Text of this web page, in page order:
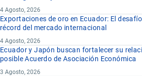
4 Agosto, 2026
Exportaciones de oro en Ecuador: El
récord del mercado internacional
4 Agosto, 2026
Ecuador y Japón buscan fortalecer su
posible Acuerdo de Asociación Económica
3 Agosto, 2026